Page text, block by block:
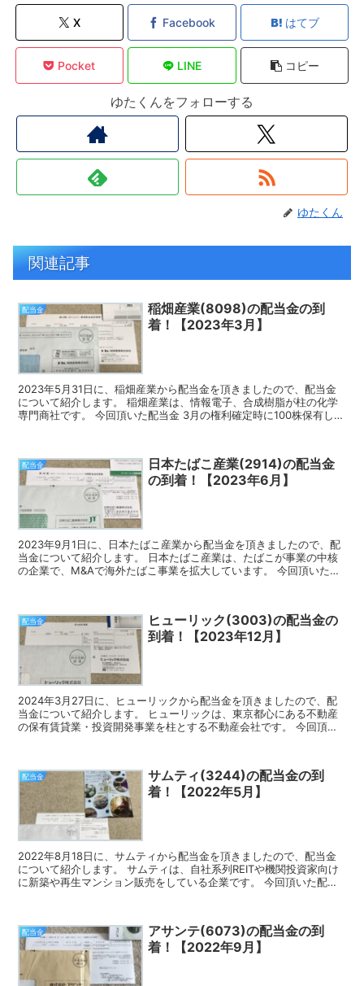
X Facebook はてブ
Pocket LINE コピー
ゆたくんをフォローする
ゆたくん
関連記事
配当金
稲畑産業(8098)の配当金の到
着！【2023年3月】
2023年5月31日に、稲畑産業から配当金を頂きましたので、配当金
について紹介します。 稲畑産業は、情報電子、合成樹脂が柱の化学
専門商社です。 今回頂いた配当金 3月の権利確定時に100株保有して
配当金
日本たばこ産業(2914)の配当金
の到着！【2023年6月】
2023年9月1日に、日本たばこ産業から配当金を頂きましたので、配
当金について紹介します。 日本たばこ産業は、たばこが事業の中核
の企業で、M&Aで海外たばこ事業を拡大しています。 今回頂いた配
配当金
ヒューリック(3003)の配当金の
到着！【2023年12月】
2024年3月27日に、ヒューリックから配当金を頂きましたので、配
当金について紹介します。 ヒューリックは、東京都心にある不動産
の保有賃貸業・投資開発事業を柱とする不動産会社です。 今回頂い
配当金
サムティ(3244)の配当金の到
着！【2022年5月】
2022年8月18日に、サムティから配当金を頂きましたので、配当金
について紹介します。 サムティは、自社系列REITや機関投資家向け
に新築や再生マンション販売をしている企業です。 今回頂いた配当
配当金
アサンテ(6073)の配当金の到
着！【2022年9月】